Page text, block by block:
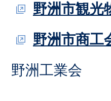
野洲市観光
野洲市商工
野洲工業会